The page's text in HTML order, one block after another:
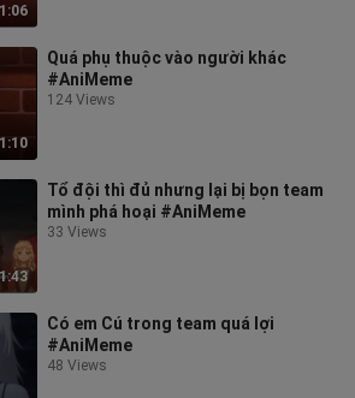
1:06
1:10
Quá phụ thuộc vào người khác
#AniMeme
124 Views
1:43
Tổ đội thì đủ nhưng lại bị bọn team
mình phá hoại #AniMeme
33 Views
Có em Cú trong team quá lợi
#AniMeme
48 Views